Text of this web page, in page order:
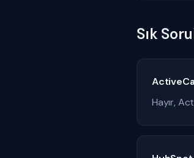
Sık
Hayır,